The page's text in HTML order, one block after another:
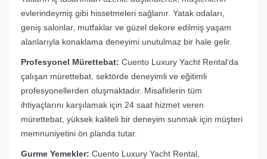
evlerindeymiş gibi hissetmeleri sağlanır. Yatak odaları,
geniş salonlar, mutfaklar ve güzel dekore edilmiş yaşam
alanlarıyla konaklama deneyimi unutulmaz bir hale gelir.
Profesyonel Mürettebat: Cuento Luxury Yacht Rental’da
çalışan mürettebat, sektörde deneyimli ve eğitimli
profesyonellerden oluşmaktadır. Misafirlerin tüm
ihtiyaçlarını karşılamak için 24 saat hizmet veren
mürettebat, yüksek kaliteli bir deneyim sunmak için müşteri
memnuniyetini ön planda tutar.
Gurme Yemekler: Cuento Luxury Yacht Rental,